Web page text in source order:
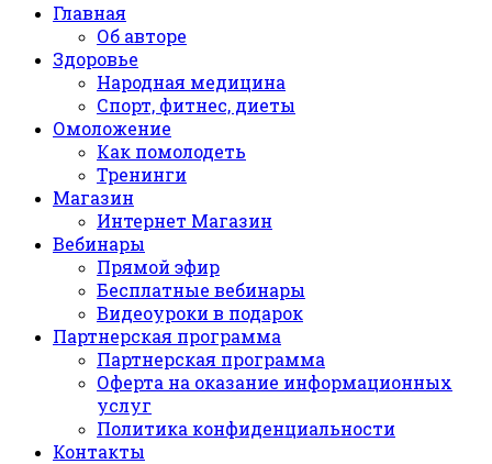
Главная
Об авторе
Здоровье
Народная медицина
Спорт, фитнес, диеты
Омоложение
Как помолодеть
Тренинги
Магазин
Интернет Магазин
Вебинары
Прямой эфир
Бесплатные вебинары
Видеоуроки в подарок
Партнерская программа
Партнерская программа
Оферта на оказание информационных
услуг
Политика конфиденциальности
Контакты